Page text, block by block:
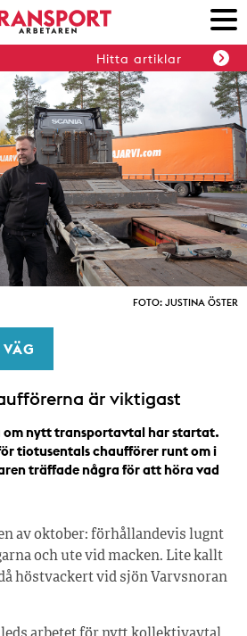
Hitta artiklar
FOTO: JUSTINA ÖSTER
är viktigast
om nytt transportavtal har startat.
tiotusentals chaufförer runt om i
träffade några för att höra vad
av oktober: förhållandevis lugnt
och ute vid macken. Lite kallt
höstvackert vid sjön Varvsnoran